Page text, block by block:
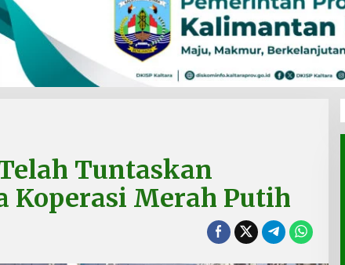
Tuntaskan
Koperasi Merah Putih